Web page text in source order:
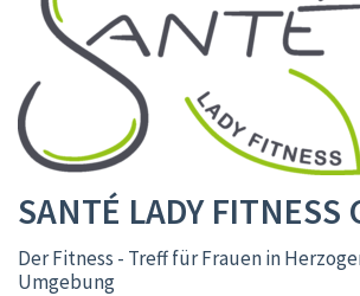
SANTÉ LADY FITNESS
Der Fitness - Treff für Frauen in
Umgebung